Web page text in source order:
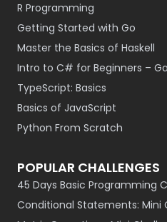
R Programming
Getting Started with Go
Master the Basics of Haskell
Intro to C# for Beginners –
TypeScript: Basics
Basics of JavaScript
Python From Scratch
POPULAR CHALLENGES
45 Days Basic Programming
Conditional Statements: Mini